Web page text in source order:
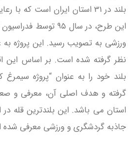
بلند در 31 استان ایران است که
این طرح، در سال ۹۵
ورزشی به تصویب رسید. این پروژه
بلند خود را به عنوان “پروژه سیمرغ
گرفته و هدف اصلی آن، معرفی و
استان می‌ باشد. این بلندترین قله
جاذبه گردشگری و ورزشی معرفی